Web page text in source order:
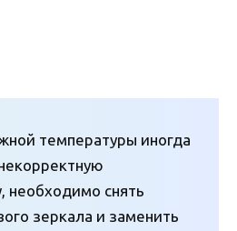
температуры иногда
необходимо снять
зеркала и заменить